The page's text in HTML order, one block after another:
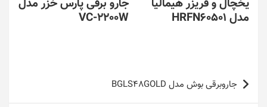
یخچال و فریزر هیمالیا
مدل HRFN60501
جارو برقی پارس خزر مدل
VC-2200W
راهبری
نوشته
جاروبرقی بوش مدل BGLS48GOLD